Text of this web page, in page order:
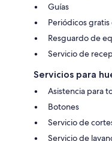
Guías
Periódicos
Resguardo de
Servicio de
Servicios para
Asistencia para
Botones
Servicio de
Servicio de